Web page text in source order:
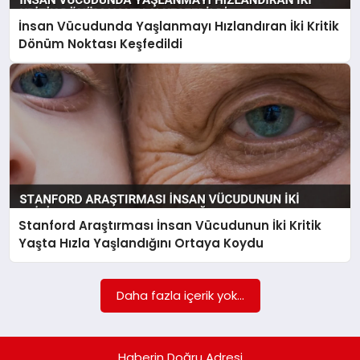
SPOR
TEKNOLOJI
İnsan Vücudunda Yaşlanmayı Hızlandıran İki Kritik
Dönüm Noktası Keşfedildi
Stanford Araştırması İnsan Vücudunun İki Kritik
Yaşta Hızla Yaşlandığını Ortaya Koydu
Daha fazla içerik yok...